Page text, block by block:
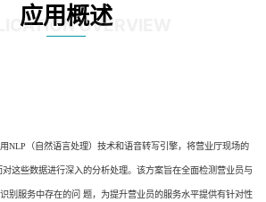
应用概述OVERVIEW
NLP（自然语言处理）技术和语音转写引擎，将营业厅现场的
这些数据进行深入的分析处理。该方案旨在全面检测营业员与
别服务中存在的问 题，为提升营业员的服务水平提供有针对性